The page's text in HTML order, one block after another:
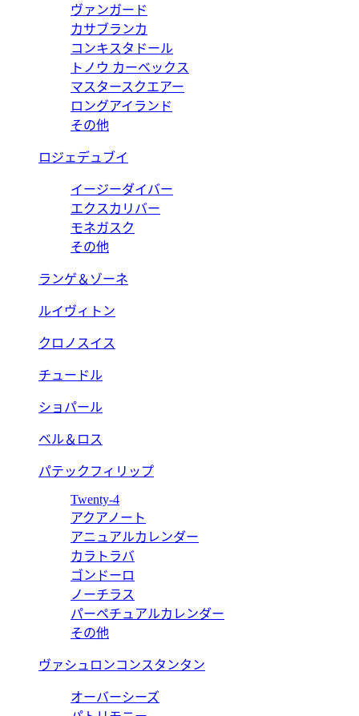
ヴァンガード
カサブランカ
コンキスタドール
トノウ カーベックス
マスタースクエアー
ロングアイランド
その他
ロジェデュブイ
イージーダイバー
エクスカリバー
モネガスク
その他
ランゲ＆ゾーネ
ルイヴィトン
クロノスイス
チュードル
ショパール
ベル＆ロス
パテックフィリップ
Twenty-4
アクアノート
アニュアルカレンダー
カラトラバ
ゴンドーロ
ノーチラス
パーペチュアルカレンダー
その他
ヴァシュロンコンスタンタン
オーバーシーズ